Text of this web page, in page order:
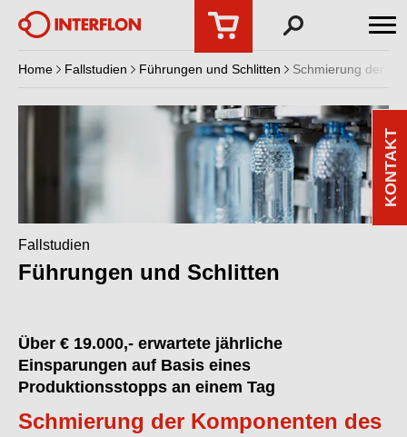
Home Fallstudien Führungen und Schlitten Schmierung der
Fallstudien
Führungen und Schlitten
Über € 19.000,- erwartete jährliche
Einsparungen auf Basis eines
Produktionsstopps an einem Tag
Schmierung der Komponenten des
KONTAKT